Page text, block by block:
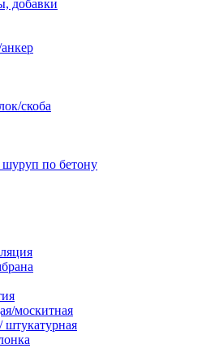
добавки
скоба
по бетону
москитная
штукатурная